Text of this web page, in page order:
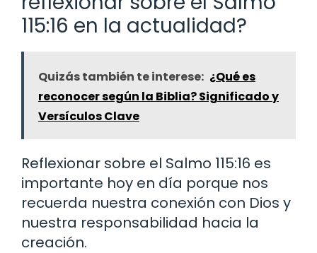
115:16 en la actualidad?
Quizás también te interese: ¿Qué es
reconocer según la Biblia? Significado y
Versículos Clave
Reflexionar sobre el Salmo 115:16 es
importante hoy en día porque nos
recuerda nuestra conexión con Dios y
nuestra responsabilidad hacia la
creación.